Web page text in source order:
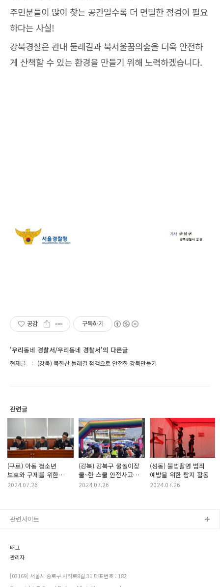
주민분들이 많이 찾는 공간일수록 더 면밀한 점검이 필요
하다는 사실!
강북경찰은 관내 둘레길과 북서울꿈의숲을 더욱 안전하
게 산책할 수 있는 환경을 만들기 위해 노력하겠습니다.
공감 구독하기
'우리동네 경찰서/우리동네 경찰서'의 다른글
현재글 (강북) 북한산 둘레길 점검으로 안전한 강북만들기
관련글
(구로) 아동 청소년
보호와 구제를 위한
업무협약식 실시
2024.07.26
(강북) 강북구 물놀이장
쿨~한 스쿨 안전사고
예방하기
2024.07.26
(성동) 불법촬영 범죄
예방을 위한 탐지 활동
2024.07.26
태그
관리자
[03169] 서울시 종로구 사직로8길 31 대표번호 : 182
관련사이트